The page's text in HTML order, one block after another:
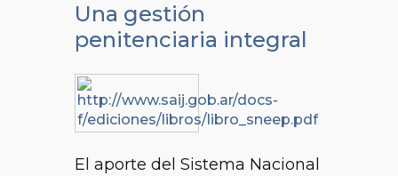
Una gestión
penitenciaria integral
El aporte del Sistema Nacional